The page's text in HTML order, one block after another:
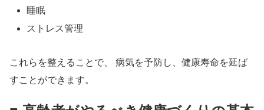
睡眠
ストレス管理
これらを整えることで、 病気を予防し、健康寿命を延ば
すことができます。